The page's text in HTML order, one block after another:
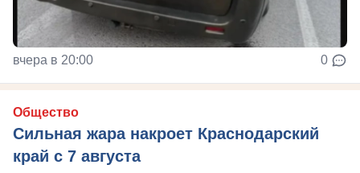
вчера в 20:00 0
Общество
Сильная жара накроет Краснодарский
край с 7 августа